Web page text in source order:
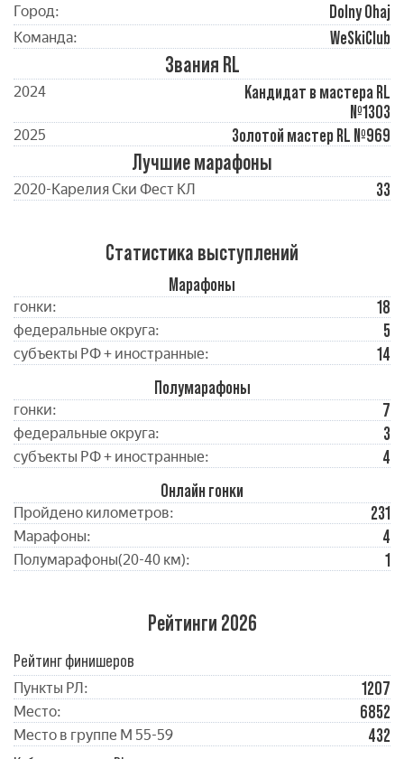
Город: Dolny Ohaj
Команда: WeSkiClub
Звания RL
2024
Кандидат в мастера RL
№1303
2025 Золотой мастер RL №969
Лучшие марафоны
2020-Карелия Ски Фест КЛ 33
Статистика выступлений
Марафоны
гонки: 18
федеральные округа: 5
субъекты РФ + иностранные:
14
Полумарафоны
гонки: 7
федеральные округа: 3
субъекты РФ + иностранные:
4
Онлайн гонки
Пройдено километров: 231
Марафоны: 4
Полумарафоны(20-40 км): 1
Рейтинги 2026
Рейтинг финишеров
Пункты РЛ: 1207
Место: 6852
Место в группе М 55-59
432